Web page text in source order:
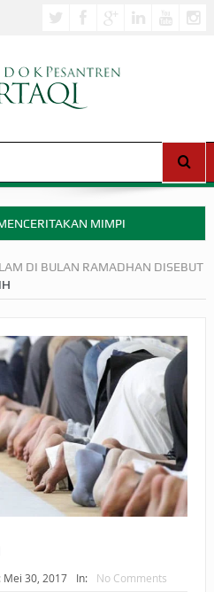
MIMPI
PERANG BADAR
ZAKAT UANG?
HALAL JIKA SEBAB
DI BULAN RAMADHAN DISEBUT
Mei 30, 2017 In: No Comments